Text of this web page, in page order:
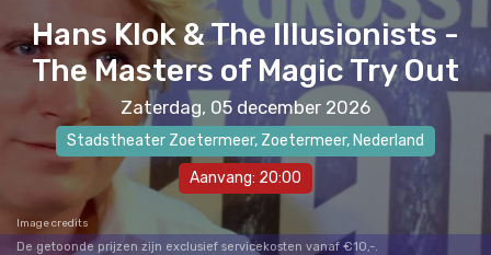
Hans Klok & The Illusionists -
The Masters of Magic Try Out
Zaterdag, 05 december 2026
Stadstheater Zoetermeer, Zoetermeer, Nederland
Aanvang: 20:00
Image credits
De getoonde prijzen zijn exclusief servicekosten vanaf €10,-.